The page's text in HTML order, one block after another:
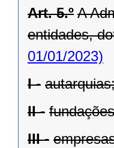
Art. 5.º A
entidades,
01/01/2023)
I -
II -
III -